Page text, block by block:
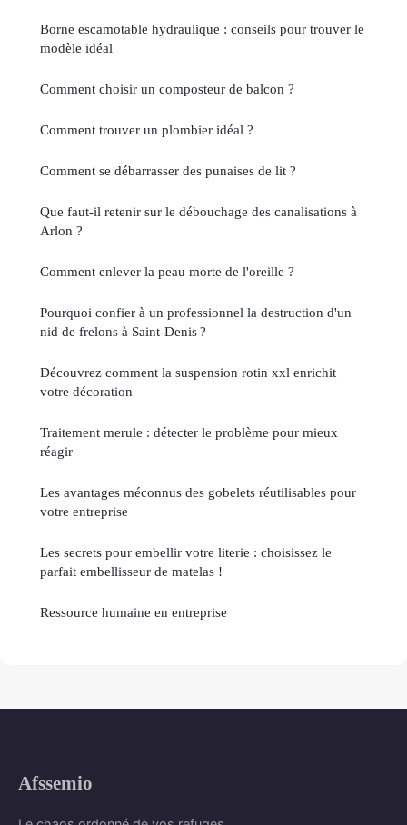
Borne escamotable hydraulique : conseils pour trouver le
modèle idéal
Comment choisir un composteur de balcon ?
Comment trouver un plombier idéal ?
Comment se débarrasser des punaises de lit ?
Que faut-il retenir sur le débouchage des canalisations à
Arlon ?
Comment enlever la peau morte de l'oreille ?
Pourquoi confier à un professionnel la destruction d'un
nid de frelons à Saint-Denis ?
Découvrez comment la suspension rotin xxl enrichit
votre décoration
Traitement merule : détecter le problème pour mieux
réagir
Les avantages méconnus des gobelets réutilisables pour
votre entreprise
Les secrets pour embellir votre literie : choisissez le
parfait embellisseur de matelas !
Ressource humaine en entreprise
Afssemio